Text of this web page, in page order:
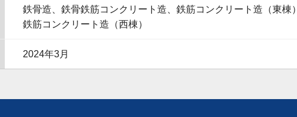
鉄骨造、鉄骨鉄筋コンクリート造、鉄筋コンクリート造（東棟）
鉄筋コンクリート造（西棟）
2024年3月